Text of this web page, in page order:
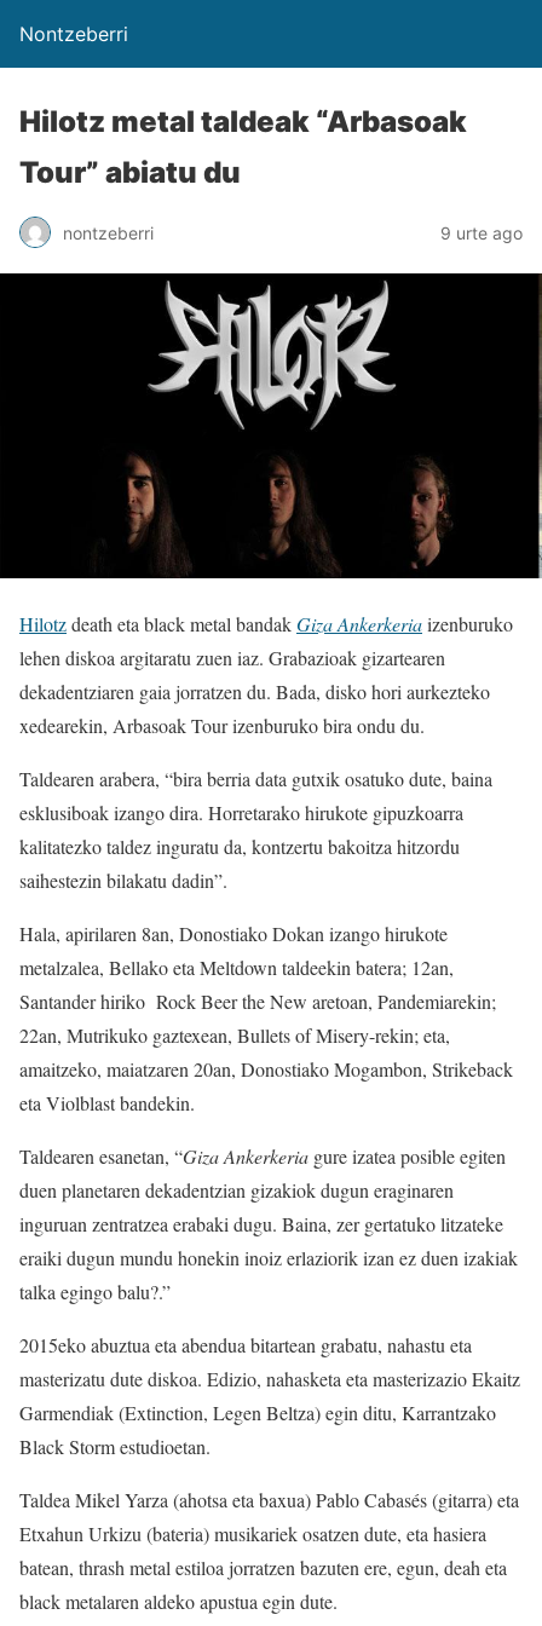
Nontzeberri
Hilotz metal taldeak “Arbasoak
Tour” abiatu du
nontzeberri 9 urte ago
Hilotzdeath eta black metal bandakGiza Ankerkeriaizenburuko
lehen diskoa argitaratu zuen iaz. Grabazioak gizartearen
dekadentziaren gaia jorratzen du. Bada, disko hori aurkezteko
xedearekin, Arbasoak Tour izenburuko bira ondu du.
Taldearen arabera, “bira berria data gutxik osatuko dute, baina
esklusiboak izango dira. Horretarako hirukote gipuzkoarra
kalitatezko taldez inguratu da, kontzertu bakoitza hitzordu
saihestezin bilakatu dadin”.
Hala, apirilaren 8an, Donostiako Dokan izango hirukote
metalzalea, Bellako eta Meltdown taldeekin batera; 12an,
Santander hiriko Rock Beer the New aretoan, Pandemiarekin;
22an, Mutrikuko gaztexean, Bullets of Misery-rekin; eta,
amaitzeko, maiatzaren 20an, Donostiako Mogambon, Strikeback
eta Violblast bandekin.
Taldearen esanetan, “Giza Ankerkeria gure izatea posible egiten
duen planetaren dekadentzian gizakiok dugun eraginaren
inguruan zentratzea erabaki dugu. Baina, zer gertatuko litzateke
eraiki dugun mundu honekin inoiz erlaziorik izan ez duen izakiak
talka egingo balu?.”
2015eko abuztua eta abendua bitartean grabatu, nahastu eta
masterizatu dute diskoa. Edizio, nahasketa eta masterizazio Ekaitz
Garmendiak (Extinction, Legen Beltza) egin ditu, Karrantzako
Black Storm estudioetan.
Taldea Mikel Yarza (ahotsa eta baxua) Pablo Cabasés (gitarra) eta
Etxahun Urkizu (bateria) musikariek osatzen dute, eta hasiera
batean, thrash metal estiloa jorratzen bazuten ere, egun, deah eta
black metalaren aldeko apustua egin dute.